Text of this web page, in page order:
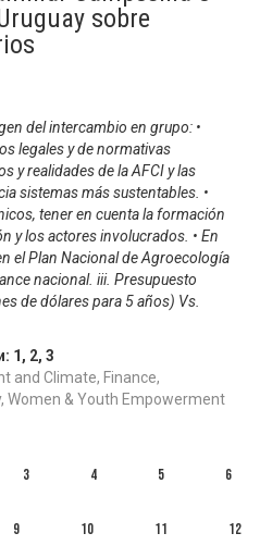
sobre
del intercambio en grupo: •
legales y de normativas
y realidades de la AFCI y las
sistemas más sustentables. •
tener en cuenta la formación
y los actores involucrados. • En
el Plan Nacional de Agroecología
nacional. iii. Presupuesto
de dólares para 5 años) Vs.
1 , 2, 3
and Climate, Finance,
Women & Youth Empowerment
3 4 5 6
9 10 11 12